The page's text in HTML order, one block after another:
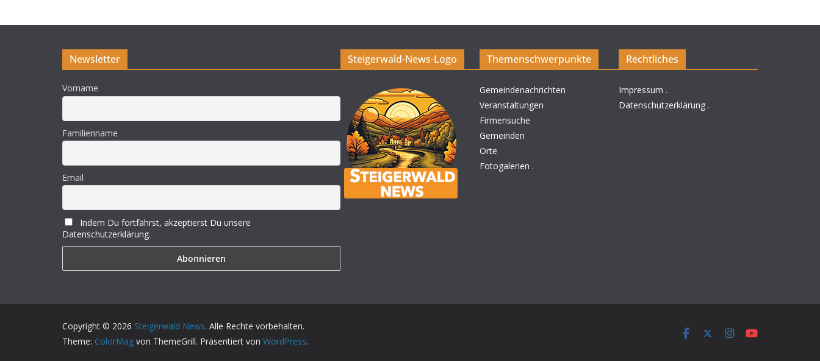
Newsletter
Vorname
Familienname
Email
Indem Du fortfährst, akzeptierst Du unsere
Datenschutzerklärung.
Steigerwald-News-Logo Themenschwerpunkte
Gemeindenachrichten
Veranstaltungen
Firmensuche
Gemeinden
Orte
Fotogalerien .
Rechtliches
Impressum .
Datenschutzerklärung .
Copyright © 2026 Steigerwald News. Alle Rechte vorbehalten.
Theme: ColorMag von ThemeGrill. Präsentiert von WordPress.